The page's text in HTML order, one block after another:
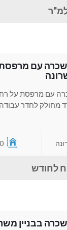
עם מרפסת
עם מרפסת על
מחולק לחדר
בבניין